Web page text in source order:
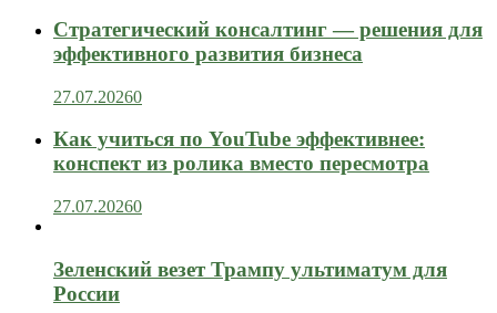
Стратегический консалтинг — решения для
эффективного развития бизнеса
27.07.20260
Как учиться по YouTube эффективнее:
конспект из ролика вместо пересмотра
27.07.20260
Зеленский везет Трампу ультиматум для
России